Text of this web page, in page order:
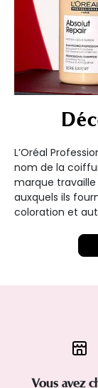
L’Oréal
nom de la
marque
auxquels ils
coloration et
Vous avez